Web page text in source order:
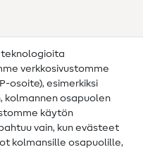
verkkosivustomme
osoite), esimerkiksi
kolmannen osapuolen
käytön
vain, kun evästeet
kolmansille osapuolille,